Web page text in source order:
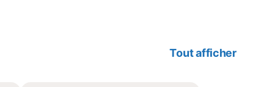
Tout afficher